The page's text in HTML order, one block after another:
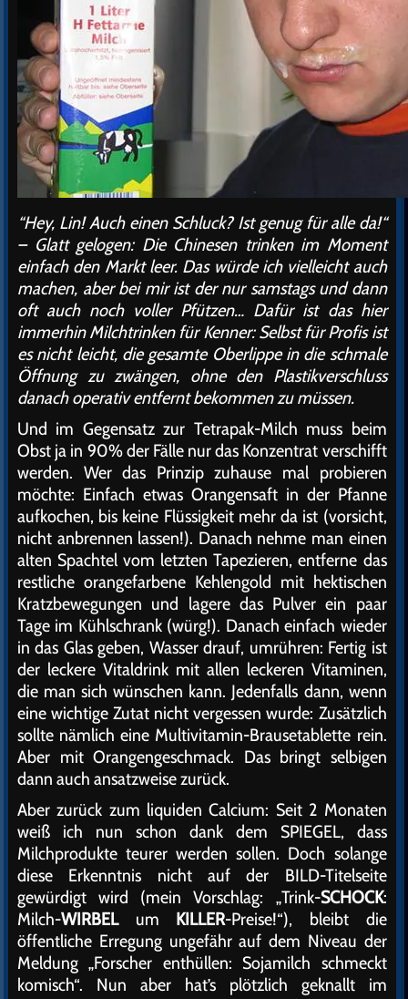
“Hey, Lin! Auch einen Schluck? Ist genug für alle da!“
– Glatt gelogen: Die Chinesen trinken im Moment
einfach den Markt leer. Das würde ich vielleicht auch
machen, aber bei mir ist der nur samstags und dann
oft auch noch voller Pfützen… Dafür ist das hier
immerhin Milchtrinken für Kenner: Selbst für Profis ist
es nicht leicht, die gesamte Oberlippe in die schmale
Öffnung zu zwängen, ohne den Plastikverschluss
danach operativ entfernt bekommen zu müssen.
Und im Gegensatz zur Tetrapak-Milch muss beim
Obst ja in 90% der Fälle nur das Konzentrat verschifft
werden. Wer das Prinzip zuhause mal probieren
möchte: Einfach etwas Orangensaft in der Pfanne
aufkochen, bis keine Flüssigkeit mehr da ist (vorsicht,
nicht anbrennen lassen!). Danach nehme man einen
alten Spachtel vom letzten Tapezieren, entferne das
restliche orangefarbene Kehlengold mit hektischen
Kratzbewegungen und lagere das Pulver ein paar
Tage im Kühlschrank (würg!). Danach einfach wieder
in das Glas geben, Wasser drauf, umrühren: Fertig ist
der leckere Vitaldrink mit allen leckeren Vitaminen,
die man sich wünschen kann. Jedenfalls dann, wenn
eine wichtige Zutat nicht vergessen wurde: Zusätzlich
sollte nämlich eine Multivitamin-Brausetablette rein.
Aber mit Orangengeschmack. Das bringt selbigen
dann auch ansatzweise zurück.
Aber zurück zum liquiden Calcium: Seit 2 Monaten
weiß ich nun schon dank dem SPIEGEL, dass
Milchprodukte teurer werden sollen. Doch solange
diese Erkenntnis nicht auf der BILD-Titelseite
gewürdigt wird (mein Vorschlag: „Trink-SCHOCK:
Milch-WIRBELum KILLER-Preise!“), bleibt die
öffentliche Erregung ungefähr auf dem Niveau der
Meldung „Forscher enthüllen: Sojamilch schmeckt
komisch“. Nun aber hat’s plötzlich geknallt im